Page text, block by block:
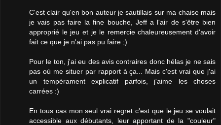
C'est clair qu'en bon auteur je sautillais sur ma chaise mais
je vais pas faire la fine bouche, Jeff a l'air de s'être bien
approprié le jeu et je le remercie chaleureusement d'avoir
fait ce que je n'ai pas pu faire ;)
Pour le ton, j'ai eu des avis contraires donc hélas je ne sais
pas où me situer par rapport à ça... Mais c'est vrai que j'ai
un tempérament explicatif parfois, j'aime les choses
carrées :)
En tous cas mon seul vrai regret c'est que le jeu se voulait
accessible aux débutants, leur apportant de la "couleur"